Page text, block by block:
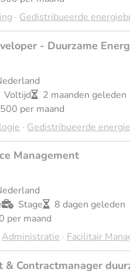
· Gedistribueerde
- Duurzame
Voltijd
2 maanden geleden
per maand
· Gedistribueerde
Management
Stage
8 dagen geleden
per maand
Administratie · Facilitair
& Contractmanager